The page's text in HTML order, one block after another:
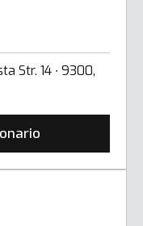
Str. 14 ∙ 9300,